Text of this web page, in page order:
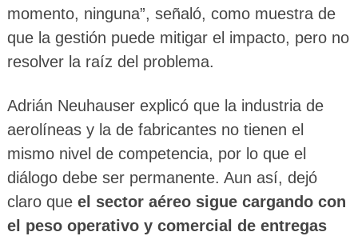
momento, ninguna”, señaló, como muestra de
que la gestión puede mitigar el impacto, pero no
resolver la raíz del problema.
Adrián Neuhauser explicó que la industria de
aerolíneas y la de fabricantes no tienen el
mismo nivel de competencia, por lo que el
diálogo debe ser permanente. Aun así, dejó
claro que el sector aéreo sigue cargando con
el peso operativo y comercial de entregas